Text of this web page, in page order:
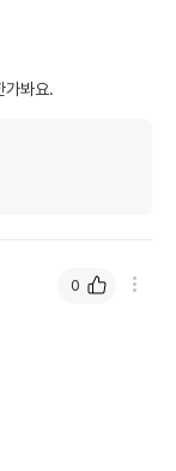
어볼 80g
가봐요.
0